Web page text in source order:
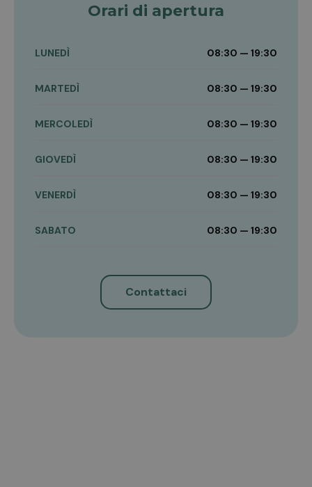
Orari di apertura
LUNEDÌ 08:30 — 19:30
MARTEDÌ 08:30 — 19:30
MERCOLEDÌ 08:30 — 19:30
GIOVEDÌ 08:30 — 19:30
VENERDÌ 08:30 — 19:30
SABATO 08:30 — 19:30
Contattaci